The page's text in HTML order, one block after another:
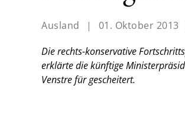
Ausland | 01. Oktober 2013
Die rechts-konservative
erklärte die künftige
Venstre für gescheitert.